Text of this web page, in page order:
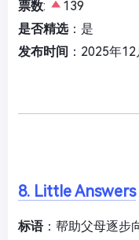
票数:
139
是否精选：是
发布时间 ：2025年
8. Little Answers
标语：帮助父母逐步